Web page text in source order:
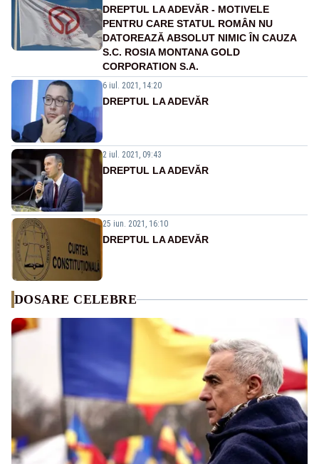
DREPTUL LA ADEVĂR - MOTIVELE
PENTRU CARE STATUL ROMÂN NU
DATOREAZĂ ABSOLUT NIMIC ÎN CAUZA
S.C. ROSIA MONTANA GOLD
CORPORATION S.A.
6 iul. 2021, 14:20
DREPTUL LA ADEVĂR
2 iul. 2021, 09:43
DREPTUL LA ADEVĂR
25 iun. 2021, 16:10
DREPTUL LA ADEVĂR
DOSARE CELEBRE